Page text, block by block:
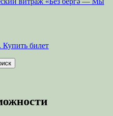
Купить билет